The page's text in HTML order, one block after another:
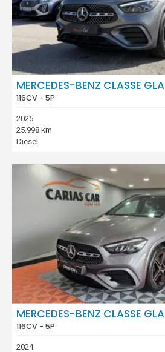
MERCEDES-BENZ CLASSE GLA
116CV - 5P
2025
25.998 km
Diesel
MERCEDES-BENZ CLASSE GLA
116CV - 5P
2024